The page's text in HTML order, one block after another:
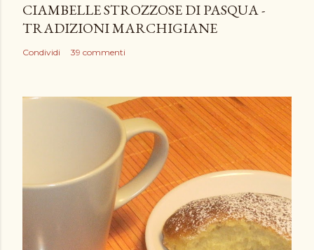
CIAMBELLE STROZZOSE DI PASQUA -
TRADIZIONI MARCHIGIANE
Condividi 39 commenti